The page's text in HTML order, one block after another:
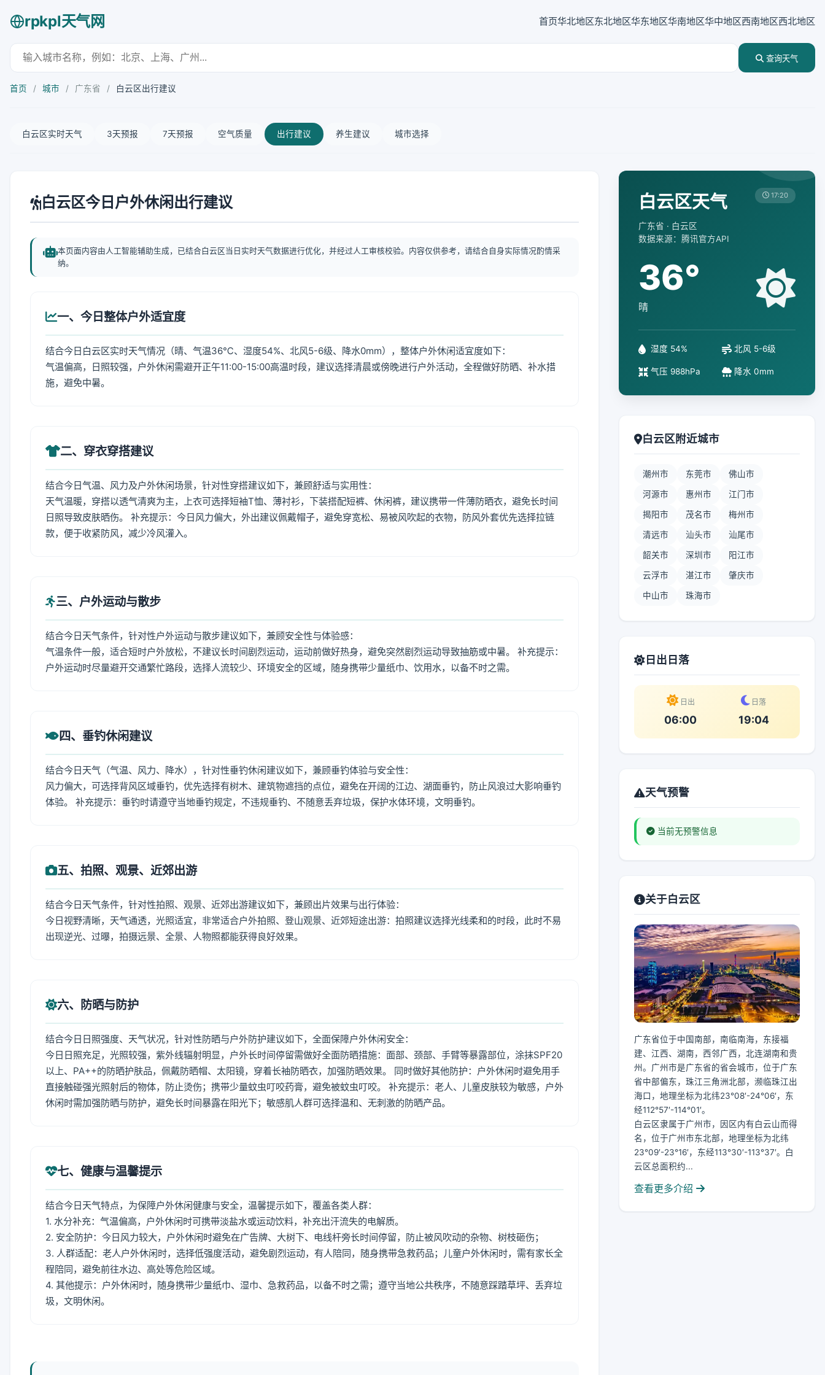
rpkpl天气网 首页华北地区东北地区华东地区华南地区华中地区西南地区西北地区
查询天气
首页 / 城市 / 广东省 / 白云区出行建议
白云区实时天气 3天预报 7天预报 空气质量 出行建议 养生建议 城市选择
白云区今日户外休闲出行建议
本页面内容由人工智能辅助生成，已结合白云区当日实时天气数据进行优化，并经过人工审核校验。内容仅供参考，请结合自身实际情况酌情采
纳。
一、今日整体户外适宜度
结合今日白云区实时天气情况（晴、气温36℃、湿度54%、北风5-6级、降水0mm），整体户外休闲适宜度如下：
气温偏高，日照较强，户外休闲需避开正午11:00-15:00高温时段，建议选择清晨或傍晚进行户外活动，全程做好防晒、补水措
施，避免中暑。
二、穿衣穿搭建议
结合今日气温、风力及户外休闲场景，针对性穿搭建议如下，兼顾舒适与实用性：
天气温暖，穿搭以透气清爽为主，上衣可选择短袖T恤、薄衬衫，下装搭配短裤、休闲裤，建议携带一件薄防晒衣，避免长时间
日照导致皮肤晒伤。 补充提示：今日风力偏大，外出建议佩戴帽子，避免穿宽松、易被风吹起的衣物，防风外套优先选择拉链
款，便于收紧防风，减少冷风灌入。
三、户外运动与散步
结合今日天气条件，针对性户外运动与散步建议如下，兼顾安全性与体验感：
气温条件一般，适合短时户外放松，不建议长时间剧烈运动，运动前做好热身，避免突然剧烈运动导致抽筋或中暑。 补充提示：
户外运动时尽量避开交通繁忙路段，选择人流较少、环境安全的区域，随身携带少量纸巾、饮用水，以备不时之需。
四、垂钓休闲建议
结合今日天气（气温、风力、降水），针对性垂钓休闲建议如下，兼顾垂钓体验与安全性：
风力偏大，可选择背风区域垂钓，优先选择有树木、建筑物遮挡的点位，避免在开阔的江边、湖面垂钓，防止风浪过大影响垂钓
体验。 补充提示：垂钓时请遵守当地垂钓规定，不违规垂钓、不随意丢弃垃圾，保护水体环境，文明垂钓。
五、拍照、观景、近郊出游
结合今日天气条件，针对性拍照、观景、近郊出游建议如下，兼顾出片效果与出行体验：
今日视野清晰，天气通透，光照适宜，非常适合户外拍照、登山观景、近郊短途出游：拍照建议选择光线柔和的时段，此时不易
出现逆光、过曝，拍摄远景、全景、人物照都能获得良好效果。
六、防晒与防护
结合今日日照强度、天气状况，针对性防晒与户外防护建议如下，全面保障户外休闲安全：
今日日照充足，光照较强，紫外线辐射明显，户外长时间停留需做好全面防晒措施：面部、颈部、手臂等暴露部位，涂抹SPF20
以上、PA++的防晒护肤品，佩戴防晒帽、太阳镜，穿着长袖防晒衣，加强防晒效果。 同时做好其他防护：户外休闲时避免用手
直接触碰强光照射后的物体，防止烫伤；携带少量蚊虫叮咬药膏，避免被蚊虫叮咬。 补充提示：老人、儿童皮肤较为敏感，户外
休闲时需加强防晒与防护，避免长时间暴露在阳光下；敏感肌人群可选择温和、无刺激的防晒产品。
七、健康与温馨提示
结合今日天气特点，为保障户外休闲健康与安全，温馨提示如下，覆盖各类人群：
1. 水分补充：气温偏高，户外休闲时可携带淡盐水或运动饮料，补充出汗流失的电解质。
2. 安全防护：今日风力较大，户外休闲时避免在广告牌、大树下、电线杆旁长时间停留，防止被风吹动的杂物、树枝砸伤；
3. 人群适配：老人户外休闲时，选择低强度活动，避免剧烈运动，有人陪同，随身携带急救药品；儿童户外休闲时，需有家长全
程陪同，避免前往水边、高处等危险区域。
4. 其他提示：户外休闲时，随身携带少量纸巾、湿巾、急救药品，以备不时之需；遵守当地公共秩序，不随意踩踏草坪、丢弃垃
圾，文明休闲。
白云区天气
广东省 · 白云区
数据来源：腾讯官方API
17:20
36°
晴
湿度 54% 北风 5-6级
气压 988hPa 降水 0mm
白云区附近城市
潮州市 东莞市 佛山市
河源市 惠州市 江门市
揭阳市 茂名市 梅州市
清远市 汕头市 汕尾市
韶关市 深圳市 阳江市
云浮市 湛江市 肇庆市
中山市 珠海市
日出日落
日出
06:00
日落
19:04
天气预警
当前无预警信息
关于白云区
广东省位于中国南部，南临南海，东接福
建、江西、湖南，西邻广西，北连湖南和贵
州。广州市是广东省的省会城市，位于广东
省中部偏东，珠江三角洲北部，濒临珠江出
海口，地理坐标为北纬23°08′-24°06′，东
经112°57′-114°01′。
白云区隶属于广州市，因区内有白云山而得
名，位于广州市东北部，地理坐标为北纬
23°09′-23°16′，东经113°30′-113°37′。白
云区总面积约...
查看更多介绍